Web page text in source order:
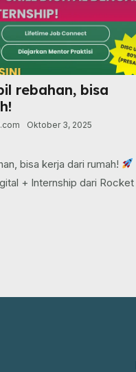
rebahan, bisa
Oktober 3, 2025
bisa kerja dari rumah!
+ Internship dari Rocket